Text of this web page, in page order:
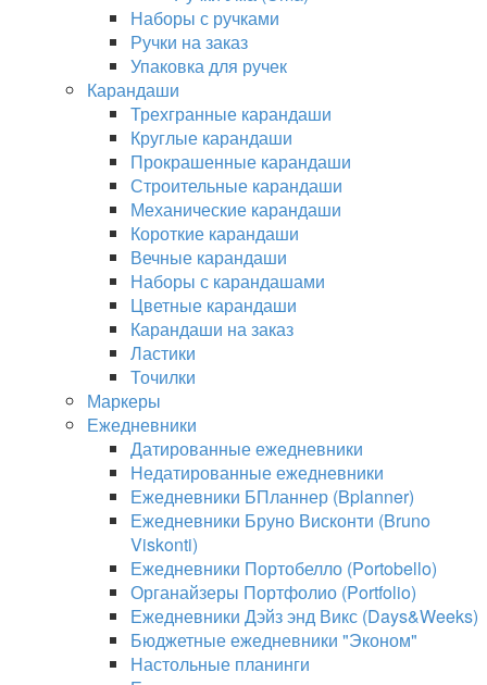
Наборы с ручками
Ручки на заказ
Упаковка для ручек
Карандаши
Трехгранные карандаши
Круглые карандаши
Прокрашенные карандаши
Строительные карандаши
Механические карандаши
Короткие карандаши
Вечные карандаши
Наборы с карандашами
Цветные карандаши
Карандаши на заказ
Ластики
Точилки
Маркеры
Ежедневники
Датированные ежедневники
Недатированные ежедневники
Ежедневники БПланнер (Bplanner)
Ежедневники Бруно Висконти (Bruno
Viskonti)
Ежедневники Портобелло (Portobello)
Органайзеры Портфолио (Portfolio)
Ежедневники Дэйз энд Викс (Days&Weeks)
Бюджетные ежедневники "Эконом"
Настольные планинги